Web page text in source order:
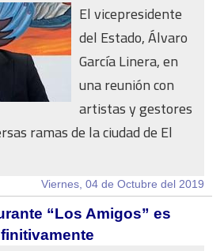
El vicepresidente
del Estado, Álvaro
García Linera, en
una reunión con
artistas y gestores
ramas de la ciudad de El
Viernes, 04 de Octubre del 2019
“Los Amigos” es